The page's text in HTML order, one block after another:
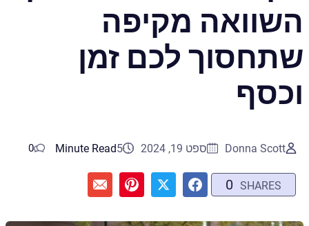
השוואה מקיפה
שתחסוך לכם זמן
וכסף
Donna Scott ספט 19, 2024 5
Minute Read
0
0 SHARES